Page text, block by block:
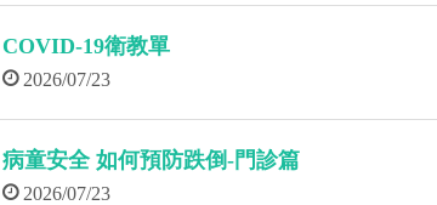
COVID-19衛教單
2026/07/23
病童安全 如何預防跌倒-門診篇
2026/07/23